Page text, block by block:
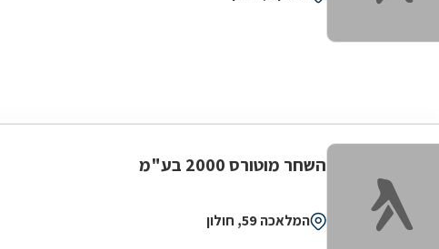
השחר מוטורס 2000 בע"מ
המלאכה 59, חולון